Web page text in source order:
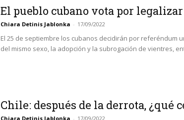
El pueblo cubano vota por
Chiara Detinis Jablonka - 17/09/2022
El 25 de septiembre los cubanos decidirán por referéndum
del mismo sexo, la adopción y la subrogación de vientres,
Chile: después de la derrota,
Chiara Detinis Jablonka - 17/09/2022